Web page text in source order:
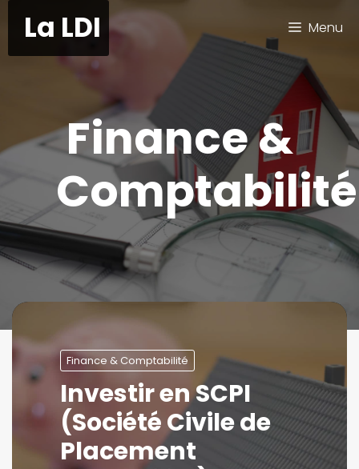
contenu
La LDI Menu
Finance &
Comptabilité
Finance & Comptabilité
Investir en SCPI
(Société Civile de
Placement